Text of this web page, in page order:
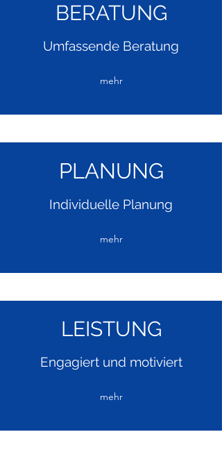
BERATUNG
Umfassende Beratung
mehr
PLANUNG
Individuelle Planung
mehr
LEISTUNG
Engagiert und motiviert
mehr